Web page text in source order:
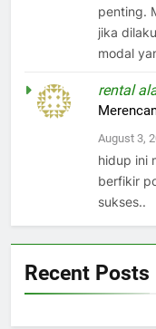
penting.
jika
modal
rental
August 3,
hidup ini
berfikir
sukses..
Recent Posts